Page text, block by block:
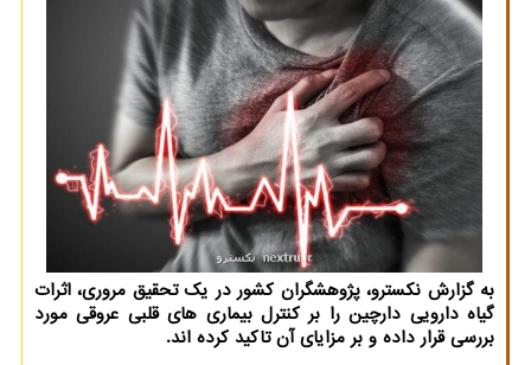
به گزارش نکسترو، پژوهشگران کشور در یک تحقیق مروری، اثرات
گیاه دارویی دارچین را بر کنترل بیماری های قلبی عروقی مورد
بررسی قرار داده و بر مزایای آن تاکید کرده اند.